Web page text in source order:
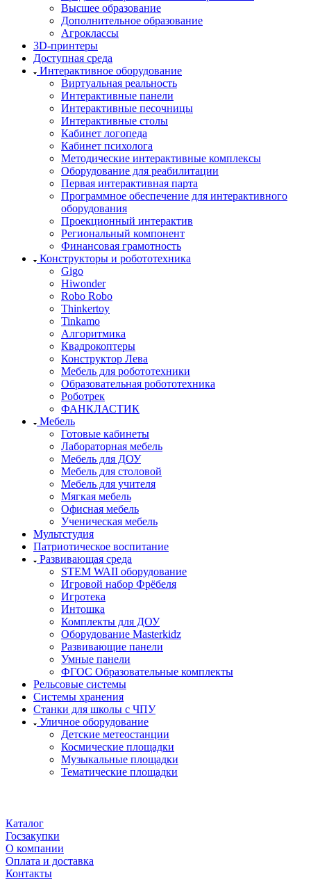
Высшее образование
Дополнительное образование
Агроклассы
3D-принтеры
Доступная среда
Интерактивное оборудование
Виртуальная реальность
Интерактивные панели
Интерактивные песочницы
Интерактивные столы
Кабинет логопеда
Кабинет психолога
Методические интерактивные комплексы
Оборудование для реабилитации
Первая интерактивная парта
Программное обеспечение для интерактивного
оборудования
Проекционный интерактив
Региональный компонент
Финансовая грамотность
Конструкторы и робототехника
Gigo
Hiwonder
Robo Robo
Thinkertoy
Tinkamo
Алгоритмика
Квадрокоптеры
Конструктор Лева
Мебель для робототехники
Образовательная робототехника
Роботрек
ФАНКЛАСТИК
Мебель
Готовые кабинеты
Лабораторная мебель
Мебель для ДОУ
Мебель для столовой
Мебель для учителя
Мягкая мебель
Офисная мебель
Ученическая мебель
Мультстудия
Патриотическое воспитание
Развивающая среда
STEM WAII оборудование
Игровой набор Фрёбеля
Игротека
Интошка
Комплекты для ДОУ
Оборудование Masterkidz
Развивающие панели
Умные панели
ФГОС Образовательные комплекты
Рельсовые системы
Системы хранения
Станки для школы с ЧПУ
Уличное оборудование
Детские метеостанции
Космические площадки
Музыкальные площадки
Тематические площадки
Каталог
Госзакупки
О компании
Оплата и доставка
Контакты